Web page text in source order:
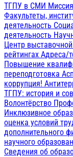
ТГПУ в СМИ
Факультеты,
деятельность
деятельность
Центр
рейтингах Адреса/
Повышение
переподготовка
коррупция!
ТГПУ: история и
Волонтёрство
Инклюзивное
оценка условий
дополнительного
научного
Сведения об